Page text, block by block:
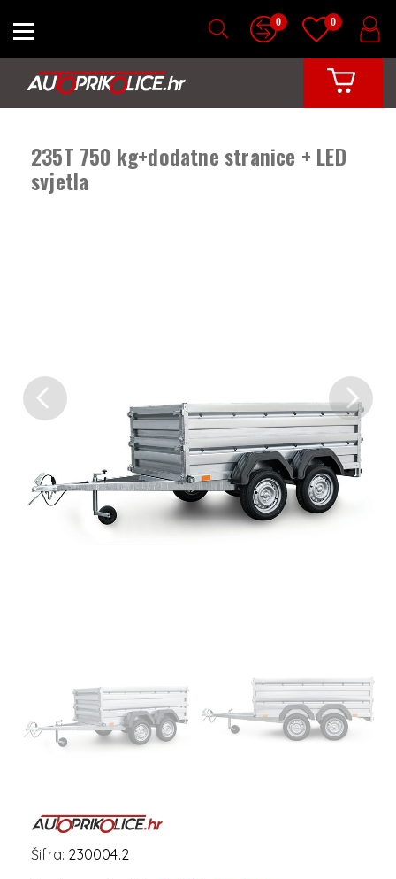
0 0
235T 750 kg+dodatne stranice + LED
svjetla
Previous Next
Šifra: 230004.2